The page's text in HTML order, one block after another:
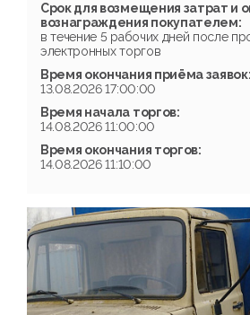
Срок для возмещения затрат и
вознаграждения покупателем:
в течение 5 рабочих дней после
электронных торгов
Время окончания приёма заявок:
13.08.2026 17:00:00
Время начала торгов:
14.08.2026 11:00:00
Время окончания торгов:
14.08.2026 11:10:00